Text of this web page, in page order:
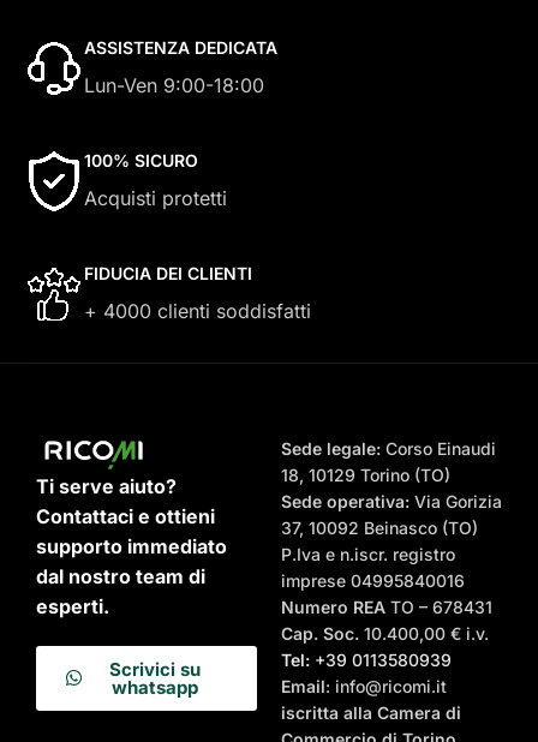
ASSISTENZA DEDICATA
Lun-Ven 9:00-18:00
100% SICURO
Acquisti protetti
FIDUCIA DEI CLIENTI
+ 4000 clienti soddisfatti
Ti serve aiuto?
Contattaci e ottieni
supporto immediato
dal nostro team di
esperti.
Scrivici su
whatsapp
Sede legale:Corso Einaudi
18, 10129 Torino (TO)
Sede operativa:Via Gorizia
37, 10092 Beinasco (TO)
P.Iva e n.iscr. registro
imprese 04995840016
Numero REA TO – 678431
Cap. Soc.10.400,00 € i.v.
Tel:+39 0113580939
Email: info@ricomi.it
iscritta alla Camera di